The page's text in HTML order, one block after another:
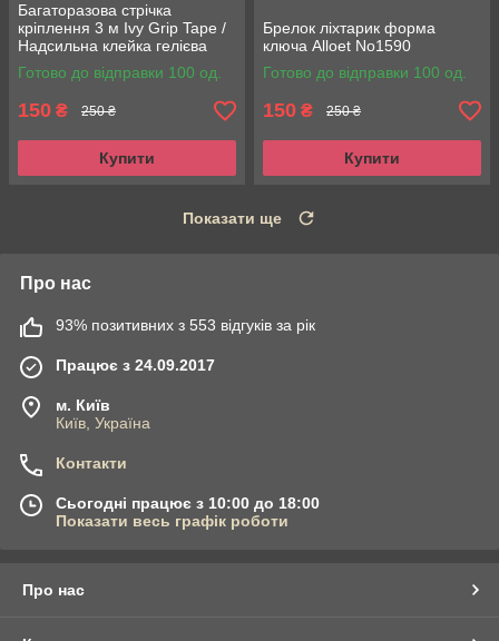
Багаторазова стрічка
кріплення 3 м Ivy Grip Tape /
Надсильна клейка гелієва
стрічка
Готово до відправки 100 од.
150 ₴ 250 ₴
Купити
Брелок ліхтарик форма
ключа Alloet No1590
Готово до відправки 100 од.
150 ₴ 250 ₴
Купити
Показати ще
Про нас
93% позитивних з 553 відгуків за рік
Працює з 24.09.2017
м. Київ
Київ, Україна
Контакти
Сьогодні працює з 10:00 до 18:00
Показати весь графік роботи
Про нас